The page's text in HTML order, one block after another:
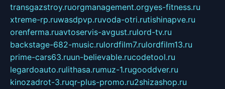
transgazstroy.ruorgmanagement.orgyes-fitness.ru
xtreme-rp.ruwasdpvp.ruvoda-otri.rutishinapve.ru
orenferma.ruavtoservis-avgust.rulord-tv.ru
backstage-682-music.rulordfilm7.rulordfilm13.ru
prime-cars63.ruun-believable.rucodetool.ru
legardoauto.rulithasa.rumuz-1.rugooddver.ru
kinozadrot-3.ruqr-plus-promo.ru2shizashop.ru